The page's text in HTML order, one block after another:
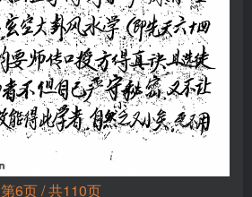
第6页 / 共110页